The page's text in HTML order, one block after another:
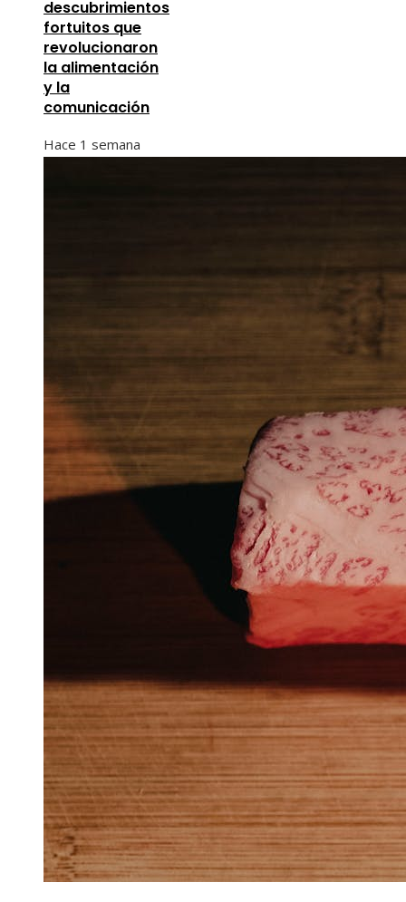
descubrimientos
fortuitos que
revolucionaron
la alimentación
y la
comunicación
Hace 1 semana